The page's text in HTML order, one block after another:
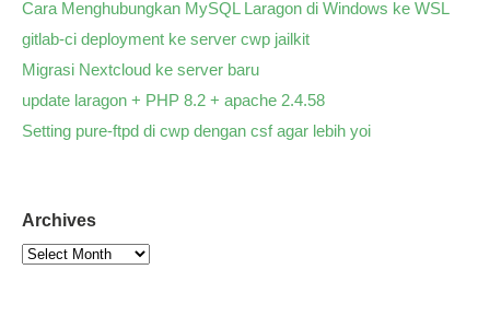
Cara Menghubungkan MySQL Laragon di Windows ke WSL
gitlab-ci deployment ke server cwp jailkit
Migrasi Nextcloud ke server baru
update laragon + PHP 8.2 + apache 2.4.58
Setting pure-ftpd di cwp dengan csf agar lebih yoi
Archives